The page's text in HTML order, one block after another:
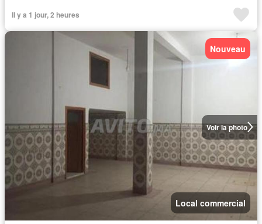
Il y a 1 jour, 2 heures
Voir la photo
Nouveau
Local commercial